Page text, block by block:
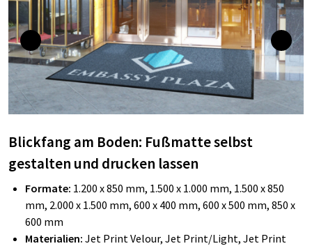
Blickfang am Boden: Fußmatte selbst
gestalten und drucken lassen
Formate: 1.200 x 850 mm, 1.500 x 1.000 mm, 1.500 x 850
mm, 2.000 x 1.500 mm, 600 x 400 mm, 600 x 500 mm, 850 x
600 mm
Materialien: Jet Print Velour, Jet Print/Light, Jet Print